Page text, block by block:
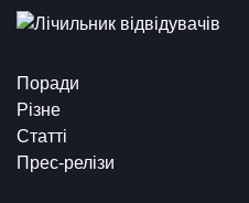
Поради
Різне
Статті
Прес-релізи